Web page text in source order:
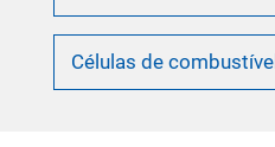
Células de combustível